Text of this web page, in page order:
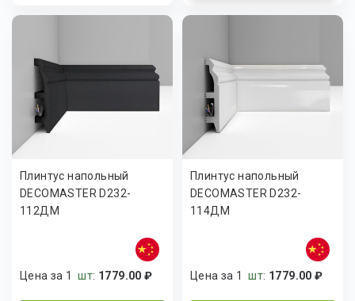
Плинтус напольный
DECOMASTER D232-
112ДМ
Цена за 1шт: 1779.00 ₽
Плинтус напольный
DECOMASTER D232-
114ДМ
Цена за 1шт: 1779.00 ₽